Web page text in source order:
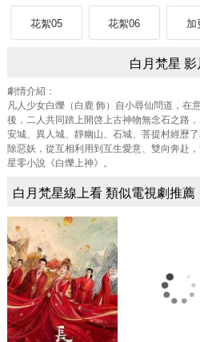
花絮05 花絮06 加
白月梵星 影
劇情介紹：
凡人少女白爍（白鹿 飾）自小尋仙問道，在
後，二人共同踏上開啓上古神物無念石之路
安城、異人城、靜幽山、石城、菩提村經歷
除惡妖，從互相利用到互生愛意、雙向奔赴
星零小說《白爍上神》。
白月梵星線上看 類似電視劇推薦